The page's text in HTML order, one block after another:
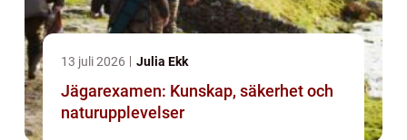
13 juli 2026 Julia Ekk
Jägarexamen: Kunskap, säkerhet och
naturupplevelser